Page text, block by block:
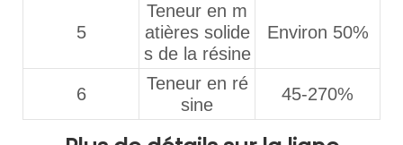
5
Teneur en m
atières solide
s de la résine
Environ 50%
6
Teneur en ré
sine
45-270%